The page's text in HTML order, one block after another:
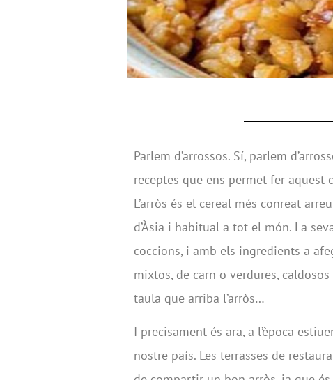
Parlem d’arrossos. Sí, parlem
receptes que ens permet fer
L’arròs és el cereal més conreat
d’Àsia i habitual a tot el món. La
coccions, i amb els ingredients a
mixtos, de carn o verdures,
taula que arriba l’arròs…
I precisament és ara, a l’època
nostre país. Les terrasses de